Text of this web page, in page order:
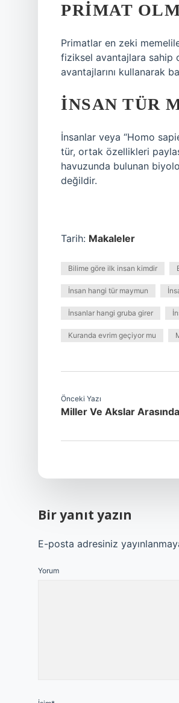
PRIMAT
Primatlar en zeki
fiziksel avantajlara sahip
avantajlarını kullanarak
İNSAN TÜR
İnsanlar veya “Homo
tür, ortak özellikleri
havuzunda bulunan
değildir.
Tarih: Makaleler
Bilime göre ilk insan kimdir
İnsan hangi tür maymun
İnsanlar hangi gruba girer
Kuranda evrim geçiyor mu
Önceki Yazı
Miller Ve Akslar
Bir yanıt yazın
E-posta adresiniz
Yorum